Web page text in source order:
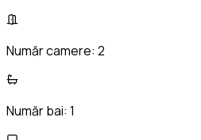
Număr camere: 2
Număr bai: 1